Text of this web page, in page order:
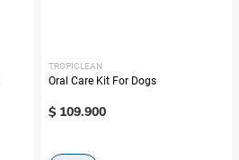
TROPICLEAN
Oral Care Kit For Dogs
$ 109.900